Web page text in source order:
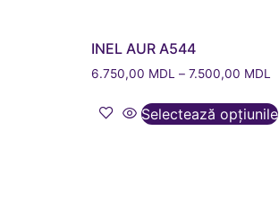
INEL AUR A544
6.750,00 MDL – 7.500,00 MDL
Selectează opțiunile